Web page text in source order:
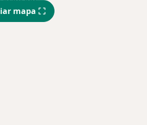
Jue
13 Ago
mapa